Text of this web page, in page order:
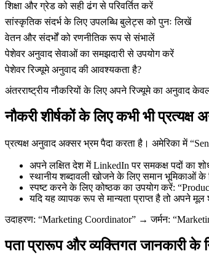
शिक्षा और ग्रेड को सही ढंग से परिवर्तित करें
सांस्कृतिक संदर्भ के लिए उपलब्धि बुलेट्स को पुनः लिखें
वेतन और संदर्भों को रणनीतिक रूप से संभालें
पेशेवर अनुवाद सेवाओं का समझदारी से उपयोग करें
पेशेवर रिज्यूमे अनुवाद की आवश्यकता है?
अंतरराष्ट्रीय नौकरियों के लिए अपने रिज्यूमे का अनुवाद
नौकरी शीर्षकों के लिए कभी भी
प्रत्यक्ष अनुवाद अक्सर भ्रम पैदा करता है। अमेरिका में
अपने लक्षित देश में LinkedIn पर समकक्ष पदों का
स्थानीय शब्दावली खोजने के लिए समान भूमिकाओं के
स्पष्ट करने के लिए कोष्ठक का उपयोग करें:
यदि यह व्यापक रूप से मान्यता प्राप्त है तो अपने
उदाहरण: “Marketing Coordinator” → जर्मन:
पता प्रारूप और व्यक्तिगत जानकारी के